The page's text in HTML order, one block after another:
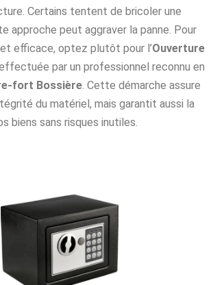
Certains tentent de bricoler une
approche peut aggraver la panne. Pour
efficace, optez plutôt pour l’Ouverture
par un professionnel reconnu en
fort Bossière. Cette démarche assure
du matériel, mais garantit aussi la
biens sans risques inutiles.